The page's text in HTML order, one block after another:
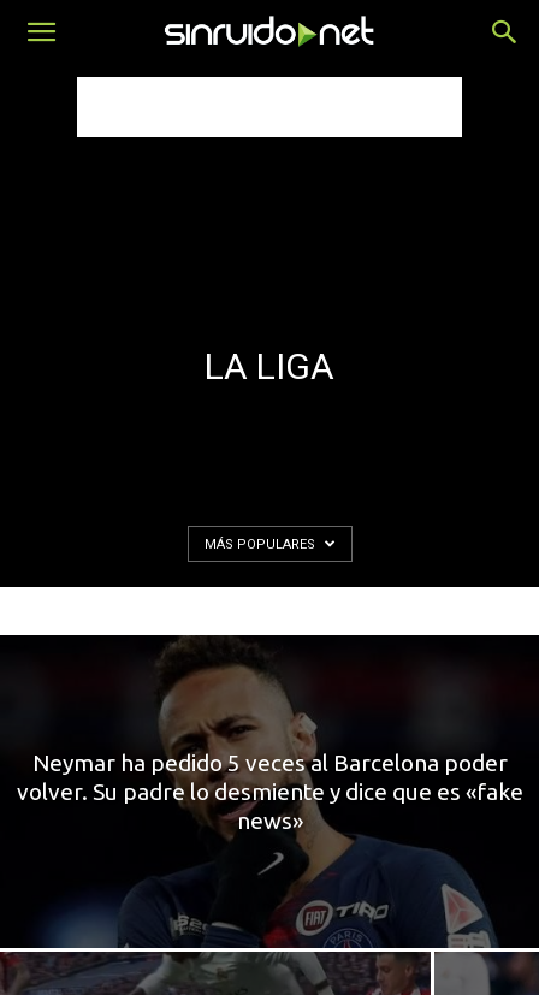
LA LIGA
MÁS POPULARES
Neymar ha pedido 5 veces al Barcelona poder
volver. Su padre lo desmiente y dice que es «fake
news»